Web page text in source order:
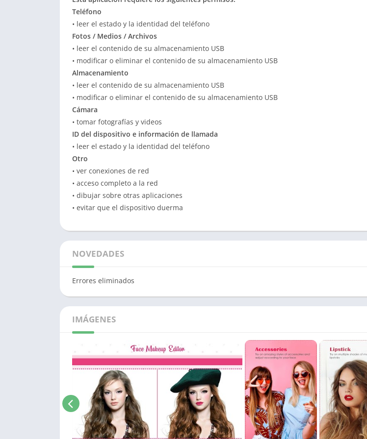
Teléfono
• leer el estado y la identidad del teléfono
Fotos / Medios / Archivos
• leer el contenido de su almacenamiento USB
• modificar o eliminar el contenido de su almacenamiento USB
Almacenamiento
• leer el contenido de su almacenamiento USB
• modificar o eliminar el contenido de su almacenamiento USB
Cámara
• tomar fotografías y videos
ID del dispositivo e información de llamada
• leer el estado y la identidad del teléfono
Otro
• ver conexiones de red
• acceso completo a la red
• dibujar sobre otras aplicaciones
• evitar que el dispositivo duerma
NOVEDADES
Errores eliminados
IMÁGENES